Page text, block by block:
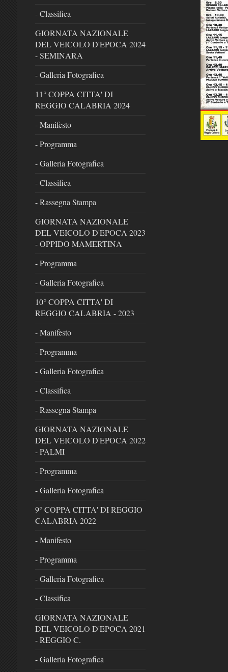
- Classifica
GIORNATA NAZIONALE
DEL VEICOLO D'EPOCA 2024
- SEMINARA
- Galleria Fotografica
11° COPPA CITTA' DI
REGGIO CALABRIA 2024
- Manifesto
- Programma
- Galleria Fotografica
- Classifica
- Rassegna Stampa
GIORNATA NAZIONALE
DEL VEICOLO D'EPOCA 2023
- OPPIDO MAMERTINA
- Programma
- Galleria Fotografica
10° COPPA CITTA' DI
REGGIO CALABRIA - 2023
- Manifesto
- Programma
- Galleria Fotografica
- Classifica
- Rassegna Stampa
GIORNATA NAZIONALE
DEL VEICOLO D'EPOCA 2022
- PALMI
- Programma
- Galleria Fotografica
9° COPPA CITTA' DI REGGIO
CALABRIA 2022
- Manifesto
- Programma
- Galleria Fotografica
- Classifica
GIORNATA NAZIONALE
DEL VEICOLO D'EPOCA 2021
- REGGIO C.
- Galleria Fotografica